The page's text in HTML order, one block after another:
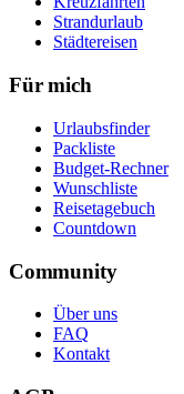
Strandurlaub
Städtereisen
Für mich
Urlaubsfinder
Packliste
Budget-Rechner
Wunschliste
Reisetagebuch
Countdown
Community
Über uns
FAQ
Kontakt